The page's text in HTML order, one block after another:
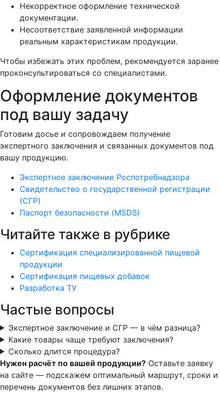
Некорректное оформление технической
документации.
Несоответствие заявленной информации
реальным характеристикам продукции.
Чтобы избежать этих проблем, рекомендуется заранее
проконсультироваться со специалистами.
Оформление документов
под вашу задачу
Готовим досье и сопровождаем получение
экспертного заключения и связанных документов под
вашу продукцию.
Экспертное заключение Роспотребнадзора
Свидетельство о государственной регистрации
(СГР)
Паспорт безопасности (MSDS)
Читайте также в рубрике
Сертификация специализированной пищевой
продукции
Сертификация пищевых добавок
Разработка ТУ
Частые вопросы
Экспертное заключение и СГР — в чём разница?
Какие товары чаще требуют заключения?
Сколько длится процедура?
Нужен расчёт по вашей продукции? Оставьте заявку
на сайте — подскажем оптимальный маршрут, сроки и
перечень документов без лишних этапов.